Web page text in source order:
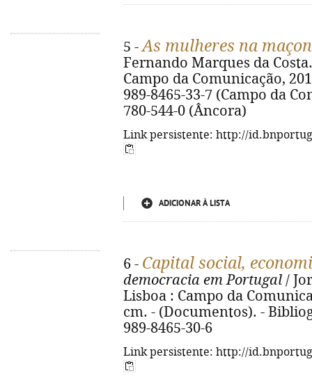
5 -As mulheres na
Fernando Marques da
Campo da Comunicação,
989-8465-33-7 (Campo da
780-544-0 (Âncora)
Link persistente: http://
ADICIONAR À LISTA
6 - Capital social,
democracia em Portugal /
Lisboa : Campo da
cm. - (Documentos). -
989-8465-30-6
Link persistente: http://